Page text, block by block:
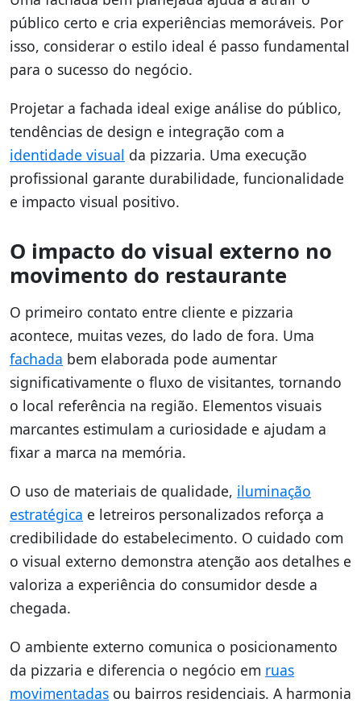
público certo e cria experiências memoráveis. Por
isso, considerar o estilo ideal é passo fundamental
para o sucesso do negócio.
Projetar a fachada ideal exige análise do público,
tendências de design e integração com a
identidade visual da pizzaria. Uma execução
profissional garante durabilidade, funcionalidade
e impacto visual positivo.
O impacto do visual externo no
movimento do restaurante
O primeiro contato entre cliente e pizzaria
acontece, muitas vezes, do lado de fora. Uma
fachada bem elaborada pode aumentar
significativamente o fluxo de visitantes, tornando
o local referência na região. Elementos visuais
marcantes estimulam a curiosidade e ajudam a
fixar a marca na memória.
O uso de materiais de qualidade, iluminação
estratégica e letreiros personalizados reforça a
credibilidade do estabelecimento. O cuidado com
o visual externo demonstra atenção aos detalhes e
valoriza a experiência do consumidor desde a
chegada.
O ambiente externo comunica o posicionamento
da pizzaria e diferencia o negócio em ruas
movimentadas ou bairros residenciais. A harmonia